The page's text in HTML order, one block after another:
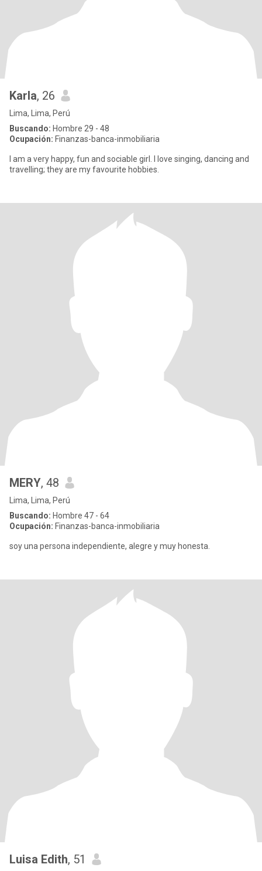
Karla, 26
Lima, Lima, Perú
Buscando: Hombre 29 - 48
Ocupación: Finanzas-banca-inmobiliaria
I am a very happy, fun and sociable girl. I love singing, dancing and
travelling; they are my favourite hobbies.
MERY, 48
Lima, Lima, Perú
Buscando: Hombre 47 - 64
Ocupación: Finanzas-banca-inmobiliaria
soy una persona independiente, alegre y muy honesta.
Luisa Edith, 51